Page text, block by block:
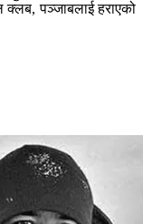
पञ्जाबलाई हराएको